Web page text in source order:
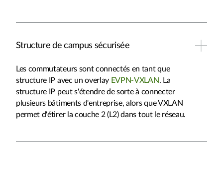
Structure de campus sécurisée
Les commutateurs sont connectés en tant que
structure IP avec un overlay EVPN-VXLAN. La
structure IP peut s'étendre de sorte à connecter
plusieurs bâtiments d'entreprise, alors que VXLAN
permet d'étirer la couche 2 (L2) dans tout le réseau.